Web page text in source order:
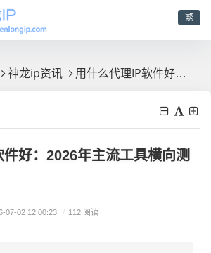
繁
神龙ip资讯 用什么代理IP软件好：2026年主流工具横向测评速览
好：2026年主流工具横向测
07-02 12:00:23 / 112 阅读